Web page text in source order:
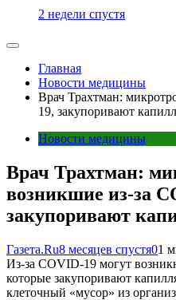
2 недели спустя
Главная
Новости медицины
Врач Трахтман:
19, закупоривают
Новости медицины
Врач Трахтман:
возникшие из-за
закупоривают
Газета.Ru8 месяцев спустя01
Из-за COVID-19 могут
которые закупоривают
клеточный «мусор» из